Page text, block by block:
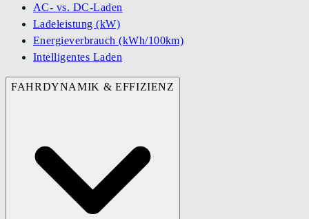
AC- vs. DC-Laden
Ladeleistung (kW)
Energieverbrauch (kWh/100km)
Intelligentes Laden
FAHRDYNAMIK & EFFIZIENZ